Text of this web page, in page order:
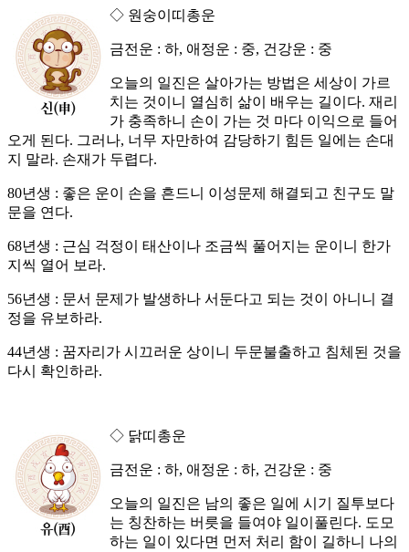
◇ 원숭이띠총운
금전운 : 하, 애정운 : 중, 건강운 : 중
오늘의 일진은 살아가는 방법은 세상이 가르
치는 것이니 열심히 삶이 배우는 길이다. 재리
가 충족하니 손이 가는 것 마다 이익으로 들어
오게 된다. 그러나, 너무 자만하여 감당하기 힘든 일에는 손대
지 말라. 손재가 두렵다.
80년생 : 좋은 운이 손을 흔드니 이성문제 해결되고 친구도 말
문을 연다.
68년생 : 근심 걱정이 태산이나 조금씩 풀어지는 운이니 한가
지씩 열어 보라.
56년생 : 문서 문제가 발생하나 서둔다고 되는 것이 아니니 결
정을 유보하라.
44년생 : 꿈자리가 시끄러운 상이니 두문불출하고 침체된 것을
다시 확인하라.
◇ 닭띠총운
금전운 : 하, 애정운 : 하, 건강운 : 중
오늘의 일진은 남의 좋은 일에 시기 질투보다
는 칭찬하는 버릇을 들여야 일이풀린다. 도모
하는 일이 있다면 먼저 처리 함이 길하니 나의